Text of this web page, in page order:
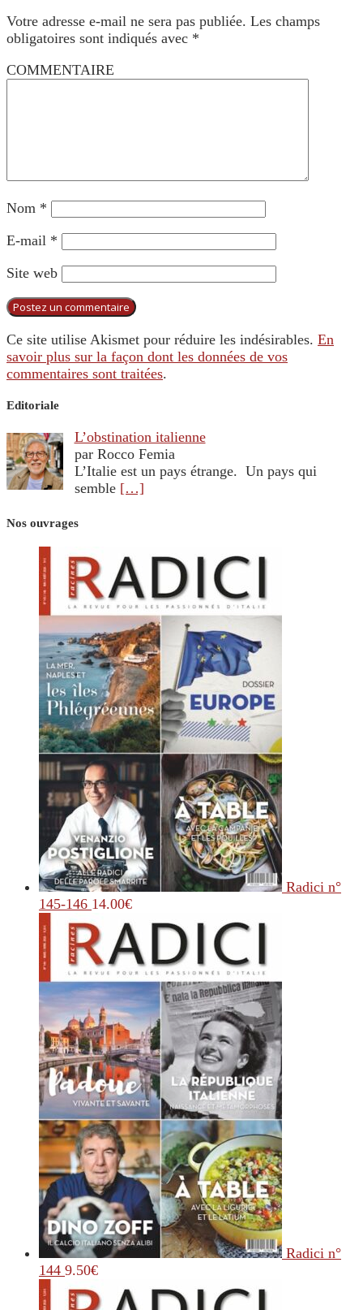
Votre adresse e-mail ne sera pas publiée. Les champs
obligatoires sont indiqués avec *
COMMENTAIRE
Nom *
E-mail *
Site web
Ce site utilise Akismet pour réduire les indésirables. En
savoir plus sur la façon dont les données de vos
commentaires sont traitées.
Editoriale
L’obstination italienne
par Rocco Femia
L’Italie est un pays étrange. Un pays qui
semble […]
Nos ouvrages
Radici n°
145-146 14.00€
Radici n°
144 9.50€